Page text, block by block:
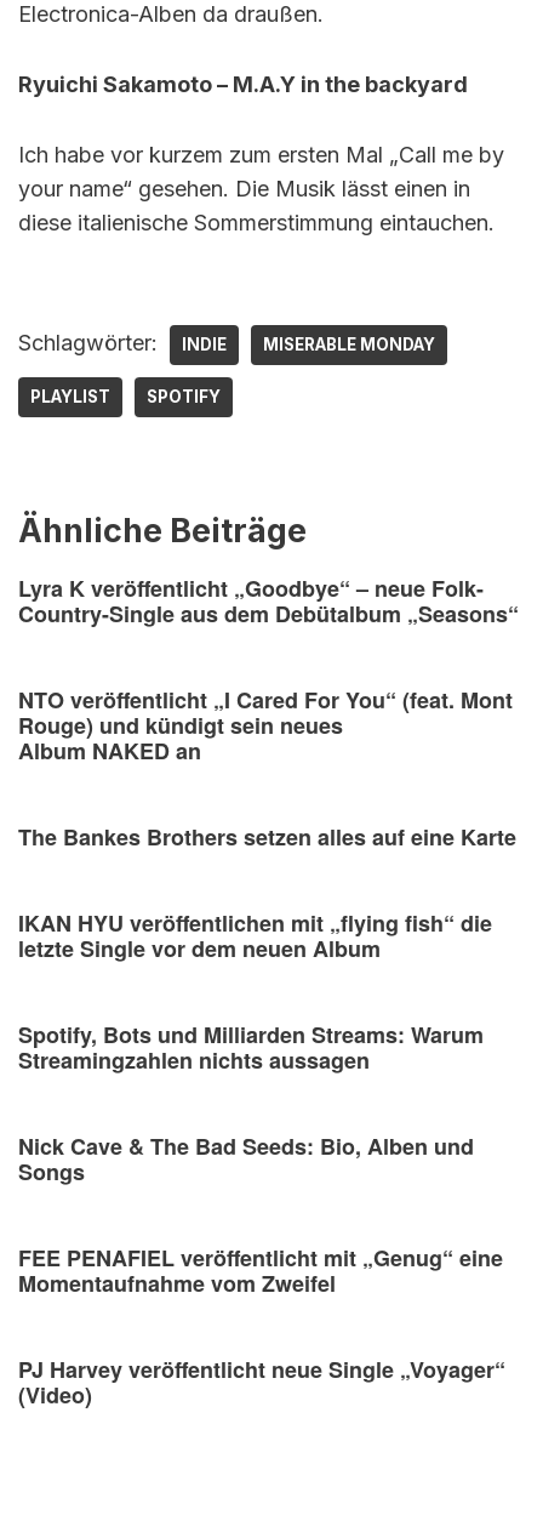
Electronica-Alben da draußen.
Ryuichi Sakamoto – M.A.Y in the backyard
Ich habe vor kurzem zum ersten Mal „Call me by
your name“ gesehen. Die Musik lässt einen in
diese italienische Sommerstimmung eintauchen.
Schlagwörter: INDIE MISERABLE MONDAY
PLAYLIST SPOTIFY
Ähnliche Beiträge
Lyra K veröffentlicht „Goodbye“ – neue Folk-
Country-Single aus dem Debütalbum „Seasons“
NTO veröffentlicht „I Cared For You“ (feat. Mont
Rouge) und kündigt sein neues
Album NAKED an
The Bankes Brothers setzen alles auf eine Karte
IKAN HYU veröffentlichen mit „flying fish“ die
letzte Single vor dem neuen Album
Spotify, Bots und Milliarden Streams: Warum
Streamingzahlen nichts aussagen
Nick Cave & The Bad Seeds: Bio, Alben und
Songs
FEE PENAFIEL veröffentlicht mit „Genug“ eine
Momentaufnahme vom Zweifel
PJ Harvey veröffentlicht neue Single „Voyager“
(Video)